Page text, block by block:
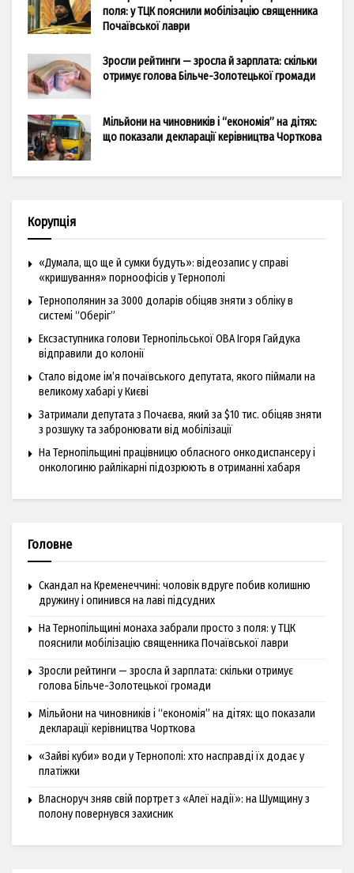
поля: у ТЦК пояснили мобілізацію священника
Почаївської лаври
Зросли рейтинги — зросла й зарплата: скільки
отримує голова Більче-Золотецької громади
Мільйони на чиновників і “економія” на дітях:
що показали декларації керівництва Чорткова
Корупція
«Думала, що ще й сумки будуть»: відеозапис у справі
«кришування» порноофісів у Тернополі
Тернополянин за 3000 доларів обіцяв зняти з обліку в
системі “Оберіг”
Ексзаступника голови Тернопільської ОВА Ігоря Гайдука
відправили до колонії
Стало відоме ім’я почаївського депутата, якого піймали на
великому хабарі у Києві
Затримали депутата з Почаєва, який за $10 тис. обіцяв зняти
з розшуку та забронювати від мобілізації
На Тернопільщині працівницю обласного онкодиспансеру і
онкологиню райлікарні підозрюють в отриманні хабаря
Головне
Скандал на Кременеччині: чоловік вдруге побив колишню
дружину і опинився на лаві підсудних
На Тернопільщині монаха забрали просто з поля: у ТЦК
пояснили мобілізацію священника Почаївської лаври
Зросли рейтинги — зросла й зарплата: скільки отримує
голова Більче-Золотецької громади
Мільйони на чиновників і “економія” на дітях: що показали
декларації керівництва Чорткова
«Зайві куби» води у Тернополі: хто насправді їх додає у
платіжки
Власноруч зняв свій портрет з «Алеї надії»: на Шумщину з
полону повернувся захисник